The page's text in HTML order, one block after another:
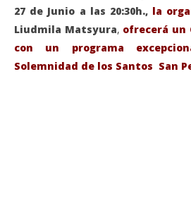
27 de Junio a las 20:30h., la
Liudmila Matsyura, ofrecerá un
con un programa
Solemnidad de los Santos San